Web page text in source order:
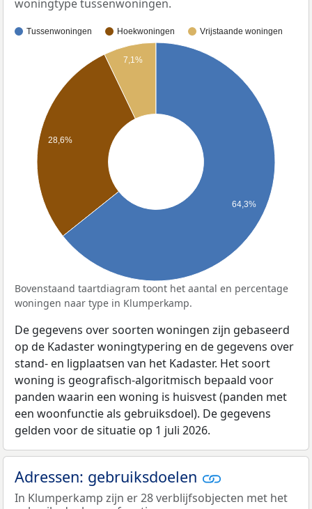
woningtype tussenwoningen.
Tussenwoningen Hoekwoningen Vrijstaande woningen
7,1%
28,6%
64,3%
Bovenstaand taartdiagram toont het aantal en percentage
woningen naar type in Klumperkamp.
De gegevens over soorten woningen zijn gebaseerd
op de Kadaster woningtypering en de gegevens over
stand- en ligplaatsen van het Kadaster. Het soort
woning is geografisch-algoritmisch bepaald voor
panden waarin een woning is huisvest (panden met
een woonfunctie als gebruiksdoel). De gegevens
gelden voor de situatie op 1 juli 2026.
Adressen: gebruiksdoelen
In Klumperkamp zijn er 28 verblijfsobjecten met het